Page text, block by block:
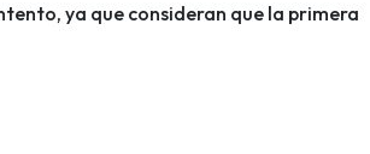
ya que consideran que la primera